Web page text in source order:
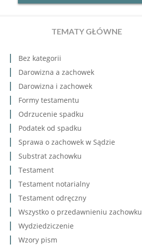
TEMATY GŁÓWNE
Bez kategorii
Darowizna a zachowek
Darowizna i zachowek
Formy testamentu
Odrzucenie spadku
Podatek od spadku
Sprawa o zachowek w Sądzie
Substrat zachowku
Testament
Testament notarialny
Testament odręczny
Wszystko o przedawnieniu zachowku
Wydziedziczenie
Wzory pism